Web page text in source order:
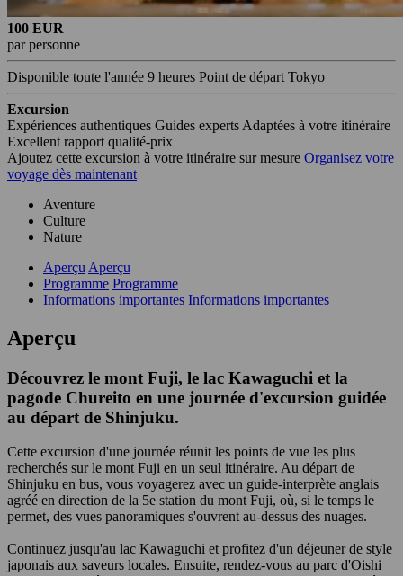
100 EUR
par personne
Disponible toute l'année 9 heures Point de départ Tokyo
Excursion
Expériences authentiques Guides experts Adaptées à votre itinéraire
Excellent rapport qualité-prix
Ajoutez cette excursion à votre itinéraire sur mesure Organisez votre
voyage dès maintenant
Aventure
Culture
Nature
Aperçu Aperçu
Programme Programme
Informations importantes Informations importantes
Aperçu
Découvrez le mont Fuji, le lac Kawaguchi et la
pagode Chureito en une journée d'excursion guidée
au départ de Shinjuku.
Cette excursion d'une journée réunit les points de vue les plus
recherchés sur le mont Fuji en un seul itinéraire. Au départ de
Shinjuku en bus, vous voyagerez avec un guide-interprète anglais
agréé en direction de la 5e station du mont Fuji, où, si le temps le
permet, des vues panoramiques s'ouvrent au-dessus des nuages.
Continuez jusqu'au lac Kawaguchi et profitez d'un déjeuner de style
japonais aux saveurs locales. Ensuite, rendez-vous au parc d'Oishi